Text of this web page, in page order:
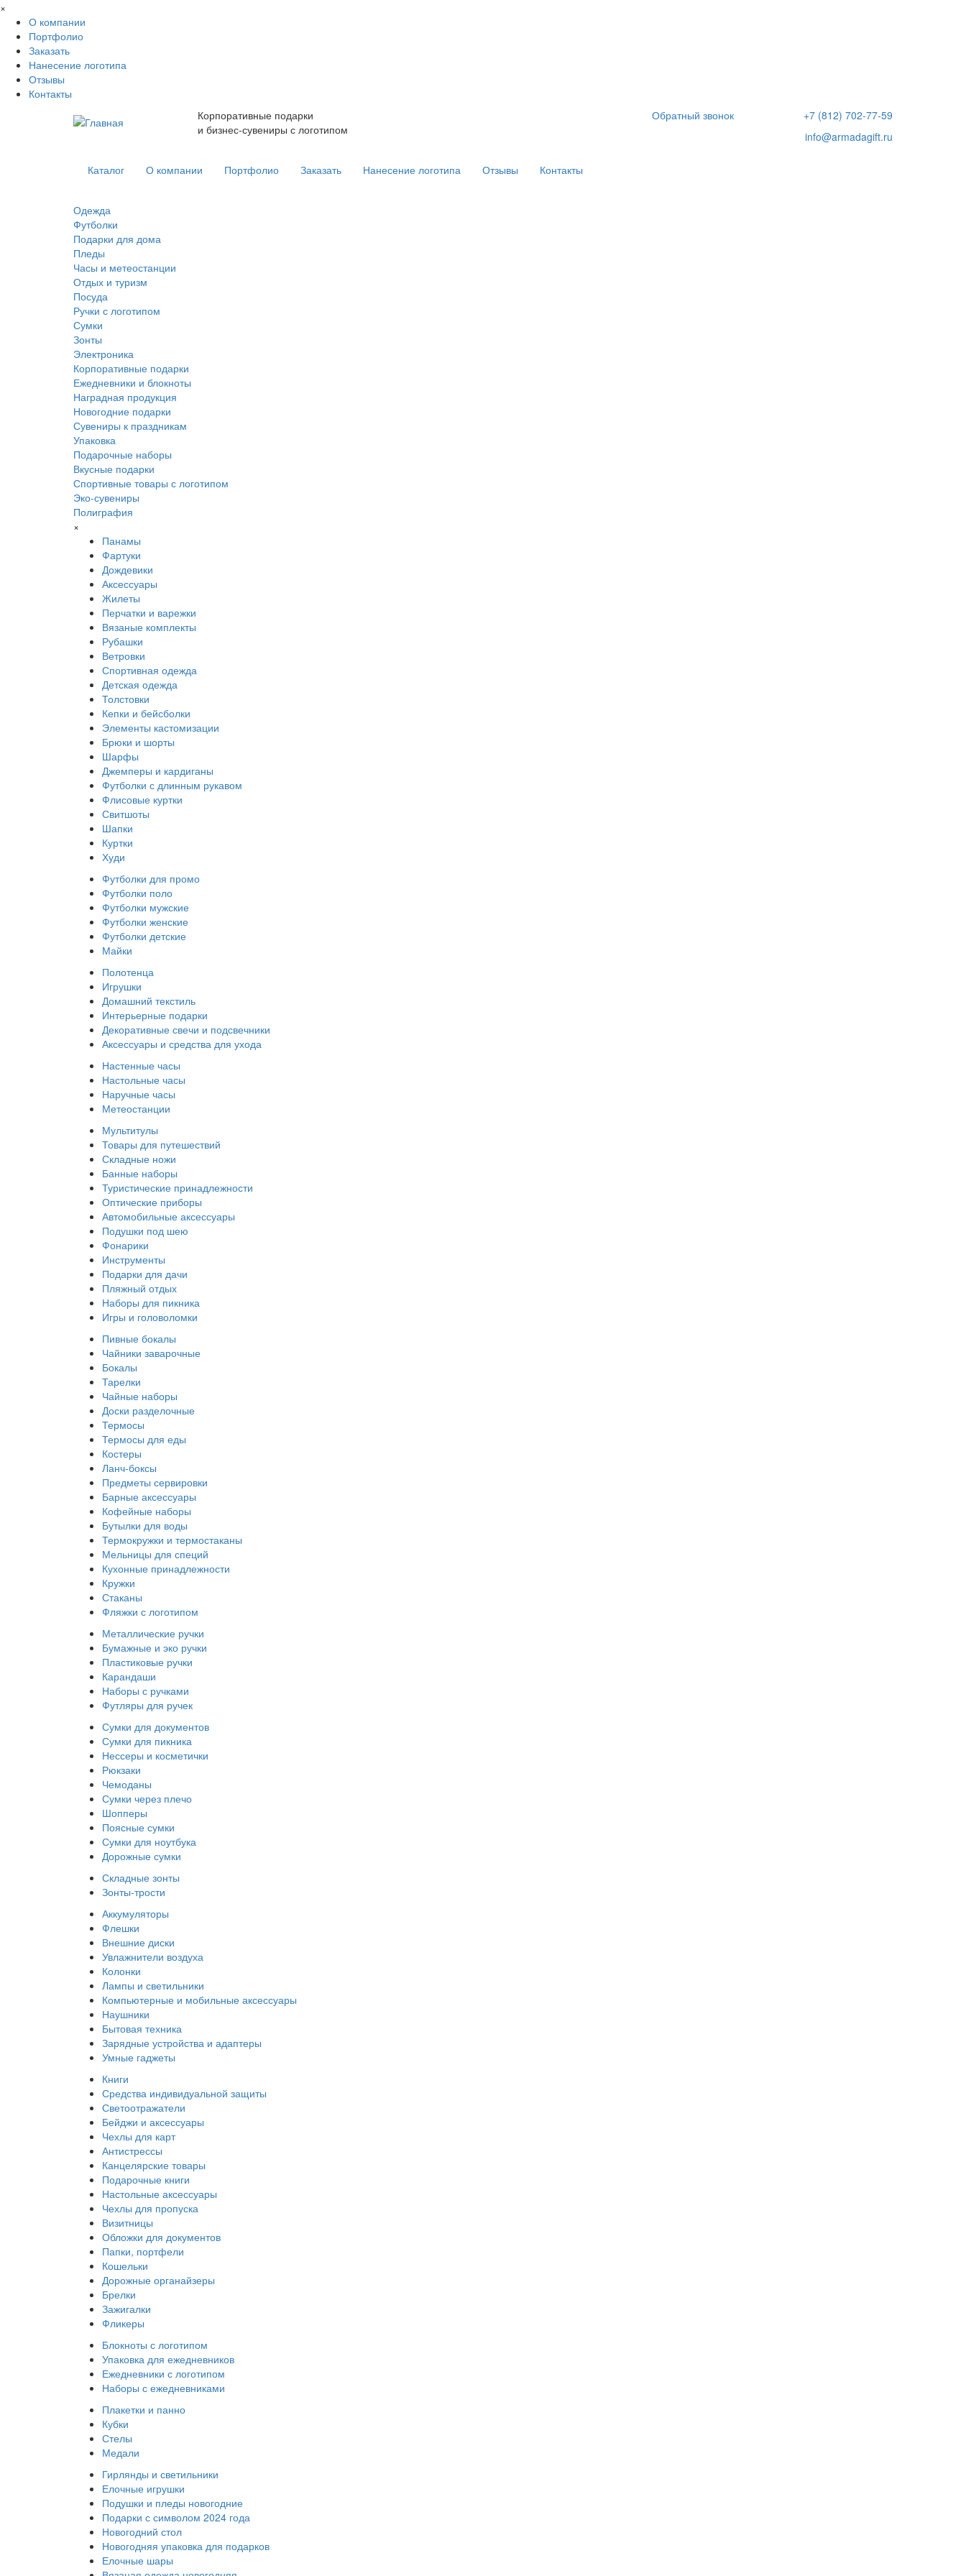
Перейти к основному содержанию
×
О компании
Портфолио
Заказать
Нанесение логотипа
Отзывы
Контакты
Корпоративные подарки
и бизнес-сувениры с логотипом
Обратный звонок
+7 (812) 702-77-59
info@armadagift.ru
Каталог О компании Портфолио Заказать Нанесение логотипа Отзывы Контакты
Одежда
Футболки
Подарки для дома
Пледы
Часы и метеостанции
Отдых и туризм
Посуда
Ручки с логотипом
Сумки
Зонты
Электроника
Корпоративные подарки
Ежедневники и блокноты
Наградная продукция
Новогодние подарки
Сувениры к праздникам
Упаковка
Подарочные наборы
Вкусные подарки
Спортивные товары с логотипом
Эко-сувениры
Полиграфия
×
Панамы
Фартуки
Дождевики
Аксессуары
Жилеты
Перчатки и варежки
Вязаные комплекты
Рубашки
Ветровки
Спортивная одежда
Детская одежда
Толстовки
Кепки и бейсболки
Элементы кастомизации
Брюки и шорты
Шарфы
Джемперы и кардиганы
Футболки с длинным рукавом
Флисовые куртки
Свитшоты
Шапки
Куртки
Худи
Футболки для промо
Футболки поло
Футболки мужские
Футболки женские
Футболки детские
Майки
Полотенца
Игрушки
Домашний текстиль
Интерьерные подарки
Декоративные свечи и подсвечники
Аксессуары и средства для ухода
Настенные часы
Настольные часы
Наручные часы
Метеостанции
Мультитулы
Товары для путешествий
Складные ножи
Банные наборы
Туристические принадлежности
Оптические приборы
Автомобильные аксессуары
Подушки под шею
Фонарики
Инструменты
Подарки для дачи
Пляжный отдых
Наборы для пикника
Игры и головоломки
Пивные бокалы
Чайники заварочные
Бокалы
Тарелки
Чайные наборы
Доски разделочные
Термосы
Термосы для еды
Костеры
Ланч-боксы
Предметы сервировки
Барные аксессуары
Кофейные наборы
Бутылки для воды
Термокружки и термостаканы
Мельницы для специй
Кухонные принадлежности
Кружки
Стаканы
Фляжки с логотипом
Металлические ручки
Бумажные и эко ручки
Пластиковые ручки
Карандаши
Наборы с ручками
Футляры для ручек
Сумки для документов
Сумки для пикника
Нессеры и косметички
Рюкзаки
Чемоданы
Сумки через плечо
Шопперы
Поясные сумки
Сумки для ноутбука
Дорожные сумки
Складные зонты
Зонты-трости
Аккумуляторы
Флешки
Внешние диски
Увлажнители воздуха
Колонки
Лампы и светильники
Компьютерные и мобильные аксессуары
Наушники
Бытовая техника
Зарядные устройства и адаптеры
Умные гаджеты
Книги
Средства индивидуальной защиты
Светоотражатели
Бейджи и аксессуары
Чехлы для карт
Антистрессы
Канцелярские товары
Подарочные книги
Настольные аксессуары
Чехлы для пропуска
Визитницы
Обложки для документов
Папки, портфели
Кошельки
Дорожные органайзеры
Брелки
Зажигалки
Фликеры
Блокноты с логотипом
Упаковка для ежедневников
Ежедневники с логотипом
Наборы с ежедневниками
Плакетки и панно
Кубки
Стелы
Медали
Гирлянды и светильники
Елочные игрушки
Подушки и пледы новогодние
Подарки с символом 2024 года
Новогодний стол
Новогодняя упаковка для подарков
Елочные шары